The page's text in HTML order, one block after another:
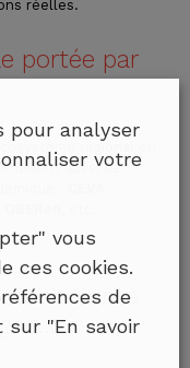
réelles.
portée par
aussi de
:
Santé
pour analyser
votre
vous
ces cookies.
de
"En savoir